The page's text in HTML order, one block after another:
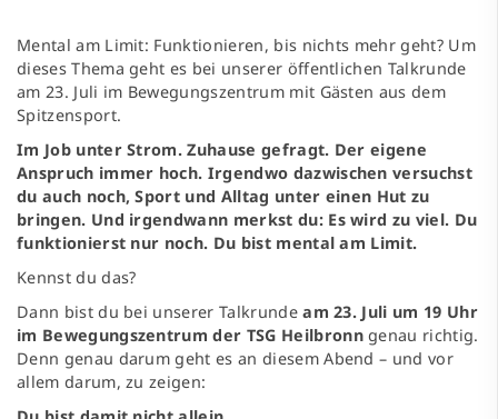
Mental am Limit: Funktionieren, bis nichts mehr geht? Um
dieses Thema geht es bei unserer öffentlichen Talkrunde
am 23. Juli im Bewegungszentrum mit Gästen aus dem
Spitzensport.
Im Job unter Strom. Zuhause gefragt. Der eigene
Anspruch immer hoch. Irgendwo dazwischen versuchst
du auch noch, Sport und Alltag unter einen Hut zu
bringen. Und irgendwann merkst du: Es wird zu viel. Du
funktionierst nur noch. Du bist mental am Limit.
Kennst du das?
Dann bist du bei unserer Talkrundeam 23. Juli um 19 Uhr
im Bewegungszentrum der TSG Heilbronngenau richtig.
Denn genau darum geht es an diesem Abend – und vor
allem darum, zu zeigen: